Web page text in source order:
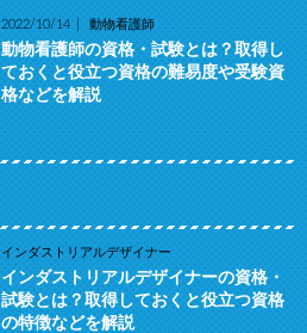
2022/10/14 動物看護師
動物看護師の資格・試験とは？取得し
ておくと役立つ資格の難易度や受験資
格などを解説
インダストリアルデザイナー
インダストリアルデザイナーの資格・
試験とは？取得しておくと役立つ資格
の特徴などを解説